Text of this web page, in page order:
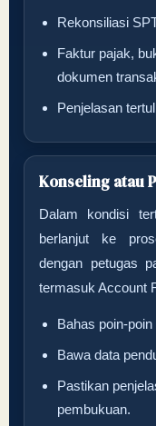
Rekonsiliasi
Faktur pajak,
dokumen
Penjelasan
Konseling atau
Dalam kondisi
berlanjut ke
dengan petugas
termasuk Account
Bahas poin-
Bawa data
Pastikan
pembukuan.